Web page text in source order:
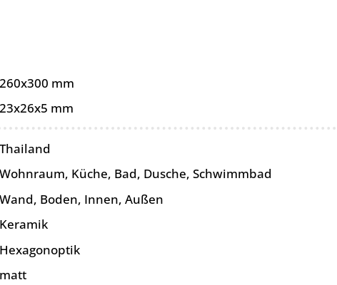
260x300 mm
23x26x5 mm
Thailand
Wohnraum, Küche, Bad, Dusche, Schwimmbad
Wand, Boden, Innen, Außen
Keramik
Hexagonoptik
matt